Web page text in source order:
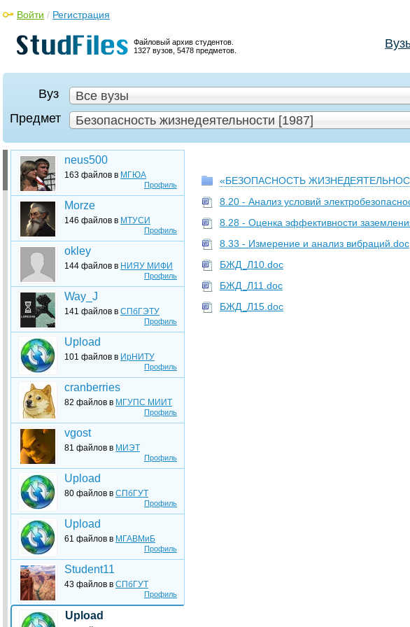
Файловый архив студентов.
1327 вузов, 5478 предметов.
Войти / Регистрация
Вуз
Все вузы
Предмет
Безопасность жизнедеятельности [1987]
Профиль
neus500
163 файлов в МГЮА
Профиль
Morze
146 файлов в МТУСИ
Профиль
okley
144 файлов в НИЯУ МИФИ
Профиль
Way_J
141 файлов в СПбГЭТУ
Профиль
Upload
101 файлов в ИрНИТУ
Профиль
cranberries
82 файлов в МГУПС МИИТ
Профиль
vgost
81 файлов в МИЭТ
Профиль
Upload
80 файлов в СПбГУТ
Профиль
Upload
61 файлов в МГАВМиБ
Профиль
Student11
43 файлов в СПбГУТ
Upload
«БЕЗОПАСНОСТЬ
8.20 - Анализ условий
8.28 - Оценка эффективности
8.33 - Измерение и анализ вибраций.doc
БЖД_Л10.doc
БЖД_Л11.doc
БЖД_Л15.doc